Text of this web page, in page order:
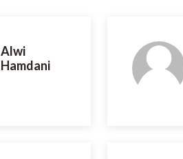
Alwi
Hamdani